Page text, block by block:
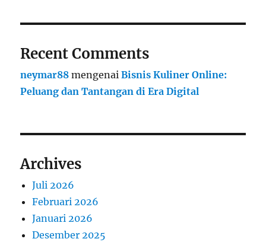
Recent Comments
neymar88 mengenaiBisnis Kuliner Online:
Peluang dan Tantangan di Era Digital
Archives
Juli 2026
Februari 2026
Januari 2026
Desember 2025